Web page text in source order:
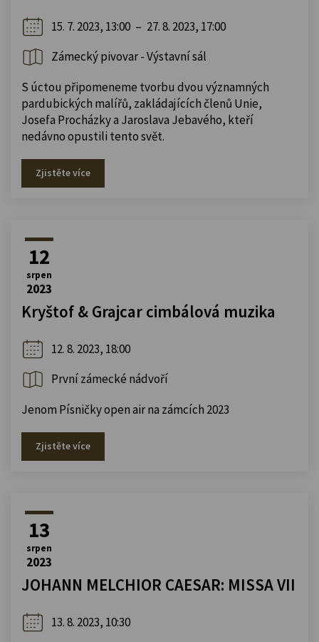
15. 7. 2023, 13:00 – 27. 8. 2023, 17:00
Zámecký pivovar - Výstavní sál
S úctou připomeneme tvorbu dvou významných
pardubických malířů, zakládajících členů Unie,
Josefa Procházky a Jaroslava Jebavého, kteří
nedávno opustili tento svět.
Zjistěte více
12
srpen
2023
Kryštof & Grajcar cimbálová muzika
12. 8. 2023, 18:00
První zámecké nádvoří
Jenom Písničky open air na zámcích 2023
Zjistěte více
13
srpen
2023
JOHANN MELCHIOR CAESAR: MISSA VII
13. 8. 2023, 10:30